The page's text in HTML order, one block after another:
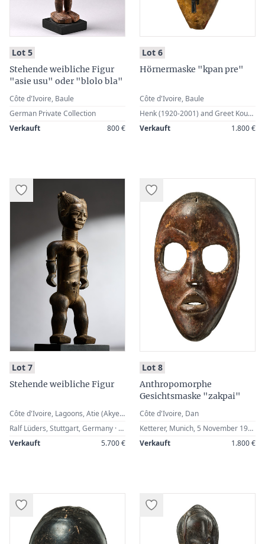
Lot 5:
Stehende weibliche Figur
"asie usu" oder "blolo bla"
Côte d'Ivoire, Baule
German Private Collection
Verkauft
800 €
Lot 6:
Hörnermaske "kpan pre"
Côte d'Ivoire, Baule
Henk (1920-2001) and Greet Kouw, Amsterdam, The Netherlands · Boris Kegel-Konietzko (1925-2020), Hamburg, Germany (1976) · Ludwig Bretschneider (1909-1987), Munich, Germany · German Private Collection
Verkauft
1.800 €
Lot 7:
Stehende weibliche Figur
Côte d'Ivoire, Lagoons, Atie (Akye) / Ebrie
Ralf Lüders, Stuttgart, Germany · Alex Vömel (1897-1985), Düsseldorf, Germany · German Private Collection
Verkauft
5.700 €
Lot 8:
Anthropomorphe
Gesichtsmaske "zakpai"
Côte d'Ivoire, Dan
Ketterer, Munich, 5 November 1977, Lot 39 · German Private Collection
Verkauft
1.800 €